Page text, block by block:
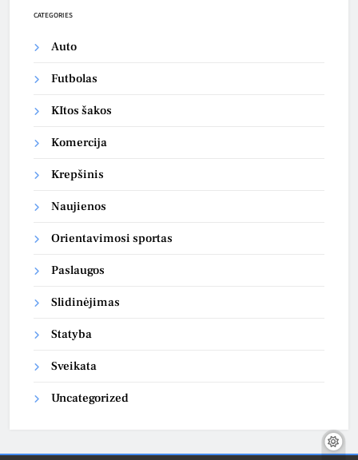
CATEGORIES
Auto
Futbolas
KItos šakos
Komercija
Krepšinis
Naujienos
Orientavimosi sportas
Paslaugos
Slidinėjimas
Statyba
Sveikata
Uncategorized